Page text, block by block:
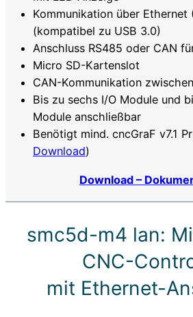
Kommunikation über Ethernet
(kompatibel zu USB 3.0)
Anschluss RS485 oder CAN
Micro SD-Kartenslot
CAN-Kommunikation
Bis zu sechs I/O Module und
Module anschließbar
Benötigt mind. cncGraF v7.1
Download)
Download –
smc5d-m4 lan:
CNC-
mit Ethernet-